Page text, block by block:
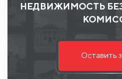
НЕДВИЖИМОСТЬ
Оставить